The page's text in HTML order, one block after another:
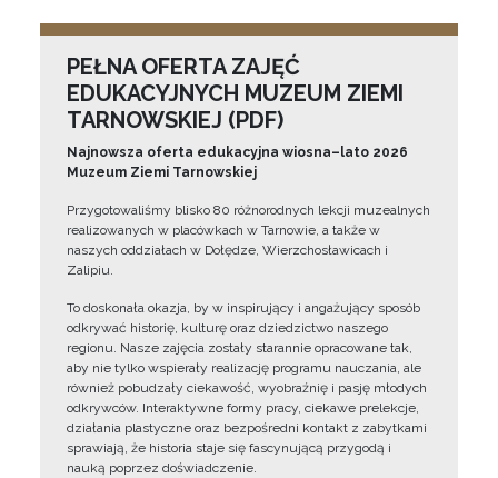
PEŁNA OFERTA ZAJĘĆ
EDUKACYJNYCH MUZEUM ZIEMI
TARNOWSKIEJ (PDF)
Najnowsza oferta edukacyjna wiosna–lato 2026
Muzeum Ziemi Tarnowskiej
Przygotowaliśmy blisko 80 różnorodnych lekcji muzealnych
realizowanych w placówkach w Tarnowie, a także w
naszych oddziałach w Dołędze, Wierzchosławicach i
Zalipiu.
To doskonała okazja, by w inspirujący i angażujący sposób
odkrywać historię, kulturę oraz dziedzictwo naszego
regionu. Nasze zajęcia zostały starannie opracowane tak,
aby nie tylko wspierały realizację programu nauczania, ale
również pobudzały ciekawość, wyobraźnię i pasję młodych
odkrywców. Interaktywne formy pracy, ciekawe prelekcje,
działania plastyczne oraz bezpośredni kontakt z zabytkami
sprawiają, że historia staje się fascynującą przygodą i
nauką poprzez doświadczenie.